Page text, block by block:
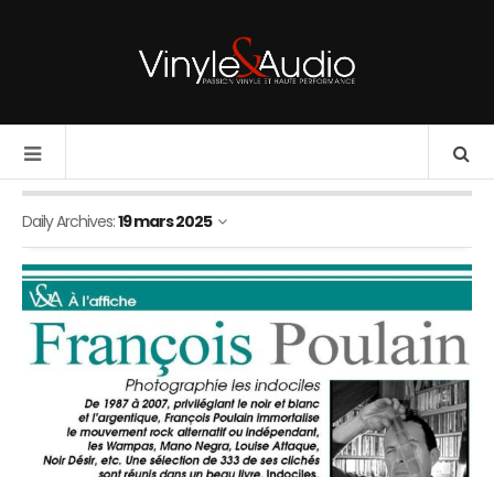
Daily Archives:19 mars 2025